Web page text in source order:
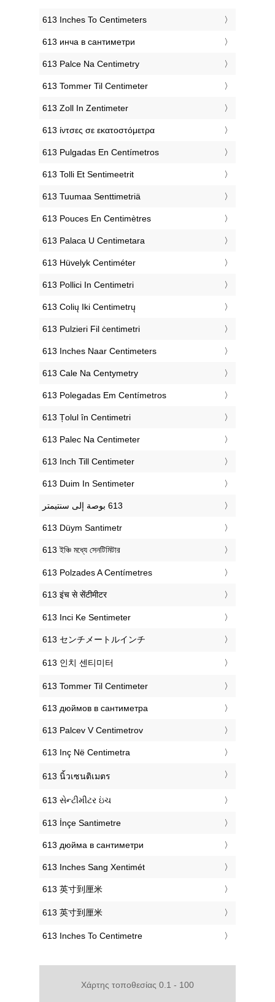
‎613 Inches To Centimeters
‎613 инча в сантиметри
‎613 Palce Na Centimetry
‎613 Tommer Til Centimeter
‎613 Zoll In Zentimeter
‎613 ίντσες σε εκατοστόμετρα
‎613 Pulgadas En Centímetros
‎613 Tolli Et Sentimeetrit
‎613 Tuumaa Senttimetriä
‎613 Pouces En Centimètres
‎613 Palaca U Centimetara
‎613 Hüvelyk Centiméter
‎613 Pollici In Centimetri
‎613 Colių Iki Centimetrų
‎613 Pulzieri Fil ċentimetri
‎613 Inches Naar Centimeters
‎613 Cale Na Centymetry
‎613 Polegadas Em Centímetros
‎613 Țolul în Centimetri
‎613 Palec Na Centimeter
‎613 Inch Till Centimeter
‎613 Duim In Sentimeter
‎613 Düym Santimetr
‎613 ইঞ্চি মধ্যে সেনটিমিটার
‎613 Polzades A Centímetres
‎613 इंच से सेंटीमीटर
‎613 Inci Ke Sentimeter
‎613 センチメートルインチ
‎613 인치 센티미터
‎613 Tommer Til Centimeter
‎613 дюймов в сантиметра
‎613 Palcev V Centimetrov
‎613 Inç Në Centimetra
‎613 นิ้วเซนติเมตร
‎613 સેન્ટીમીટર ઇંચ
‎613 İnçe Santimetre
‎613 дюйма в сантиметри
‎613 Inches Sang Xentimét
‎613 英寸到厘米
‎613 英寸到厘米
‎613 Inches To Centimetre
Χάρτης τοποθεσίας 0.1 - 100